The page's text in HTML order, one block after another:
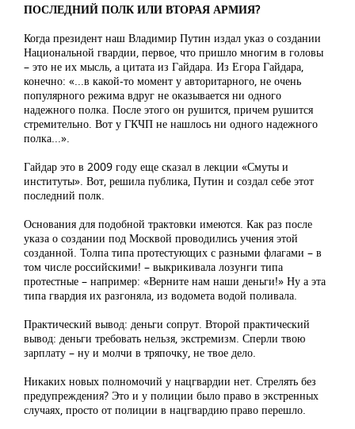
ПОСЛЕДНИЙ ПОЛК ИЛИ ВТОРАЯ АРМИЯ?
Когда президент наш Владимир Путин издал указ о создании
Национальной гвардии, первое, что пришло многим в головы
– это не их мысль, а цитата из Гайдара. Из Егора Гайдара,
конечно: «...в какой-­то момент у авторитарного, не очень
популярного режима вдруг не оказывается ни одного
надежного полка. После этого он рушится, причем рушится
стремительно. Вот у ГКЧП не нашлось ни одного надежного
полка...».
Гайдар это в 2009 году еще сказал в лекции «Смуты и
институты». Вот, решила публика, Путин и создал себе этот
последний полк.
Основания для подобной трактовки имеются. Как раз после
указа о создании под Москвой проводились учения этой
созданной. Толпа типа протестующих с разными флагами – в
том числе российскими! – выкрикивала лозунги типа
протестные – например: «Верните нам наши деньги!» Ну а эта
типа гвардия их разгоняла, из водомета водой поливала.
Практический вывод: деньги сопрут. Второй практический
вывод: деньги требовать нельзя, экстремизм. Сперли твою
зарплату – ну и молчи в тряпочку, не твое дело.
Никаких новых полномочий у нацгвардии нет. Стрелять без
предупреждения? Это и у полиции было право в экстренных
случаях, просто от полиции в нацгвардию право перешло.